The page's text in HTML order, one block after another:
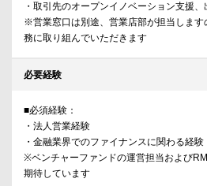
・取引先のオープンイノベーション支援
※営業窓口は別途、営業店部が担当しま
務に取り組んでいただきます
必要経験
■必須経験：
・法人営業経験
・金融業界でのファイナンスに関わる経験
※ベンチャーファンドの運営担当および
期待しています